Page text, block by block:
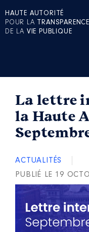
HAUTE AUTORITÉ
POUR LA TRANSPARENCE
DE LA VIE PUBLIQUE
La lettre
la Haute
ACTUALITÉS
PUBLIÉ LE 19